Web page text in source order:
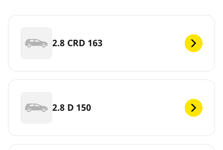
2.8 CRD 163
2.8 D 150